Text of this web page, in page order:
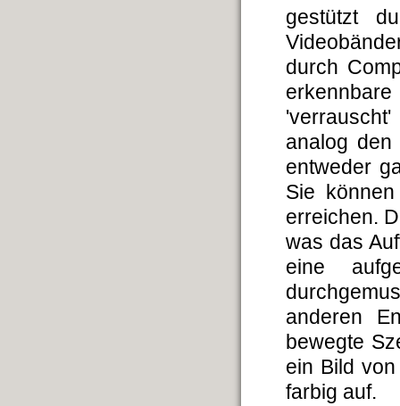
gestützt
durch
analog den
entweder
Sie
erreichen.
was das
eine
anderen
bewegte
ein Bild
farbig auf.